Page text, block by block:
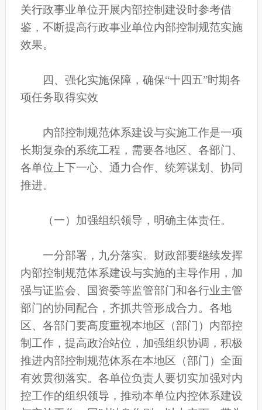
关行政事业单位开展内部控制建设时参考借
鉴，不断提高行政事业单位内部控制规范实施
效果。
四、强化实施保障，确保“十四五”时期各
项任务取得实效
内部控制规范体系建设与实施工作是一项
长期复杂的系统工程，需要各地区、各部门、
各单位上下一心、通力合作、统筹谋划、协同
推进。
（一）加强组织领导，明确主体责任。
一分部署，九分落实。财政部要继续发挥
内部控制规范体系建设与实施的主导作用，加
强与证监会、国资委等监管部门和各行业主管
部门的协同配合，齐抓共管形成合力。各地
区、各部门要高度重视本地区（部门）内部控
制工作，提高政治站位，加强组织协调，积极
推进内部控制规范体系在本地区（部门）全面
有效贯彻落实。各单位负责人要切实加强对内
控工作的组织领导，推动本单位内控体系建设